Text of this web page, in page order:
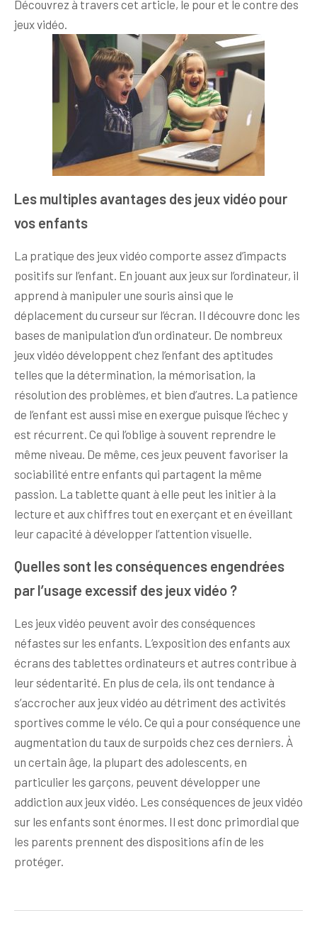
Découvrez à travers cet article, le pour et le contre des
jeux vidéo.
Les multiples avantages des jeux vidéo pour
vos enfants
La pratique des jeux vidéo comporte assez d’impacts
positifs sur l’enfant. En jouant aux jeux sur l’ordinateur, il
apprend à manipuler une souris ainsi que le
déplacement du curseur sur l’écran. Il découvre donc les
bases de manipulation d’un ordinateur. De nombreux
jeux vidéo développent chez l’enfant des aptitudes
telles que la détermination, la mémorisation, la
résolution des problèmes, et bien d’autres. La patience
de l’enfant est aussi mise en exergue puisque l’échec y
est récurrent. Ce qui l’oblige à souvent reprendre le
même niveau. De même, ces jeux peuvent favoriser la
sociabilité entre enfants qui partagent la même
passion. La tablette quant à elle peut les initier à la
lecture et aux chiffres tout en exerçant et en éveillant
leur capacité à développer l’attention visuelle.
Quelles sont les conséquences engendrées
par l’usage excessif des jeux vidéo ?
Les jeux vidéo peuvent avoir des conséquences
néfastes sur les enfants. L’exposition des enfants aux
écrans des tablettes ordinateurs et autres contribue à
leur sédentarité. En plus de cela, ils ont tendance à
s’accrocher aux jeux vidéo au détriment des activités
sportives comme le vélo. Ce qui a pour conséquence une
augmentation du taux de surpoids chez ces derniers. À
un certain âge, la plupart des adolescents, en
particulier les garçons, peuvent développer une
addiction aux jeux vidéo. Les conséquences de jeux vidéo
sur les enfants sont énormes. Il est donc primordial que
les parents prennent des dispositions afin de les
protéger.